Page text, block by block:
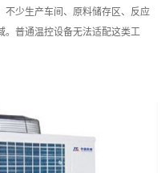
不少生产车间、原料储存区、反应
。普通温控设备无法适配这类工